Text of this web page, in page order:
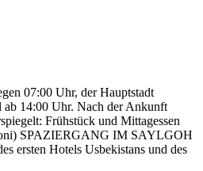
07:00 Uhr, der Hauptstadt
ab 14:00 Uhr. Nach der Ankunft
Frühstück und Mittagessen
SPAZIERGANG IM SAYLGOH
ersten Hotels Usbekistans und des